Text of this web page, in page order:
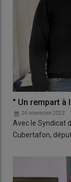
" Un rempart à
24 novembre 2023
Avec le Syndicat
Cubertafon,